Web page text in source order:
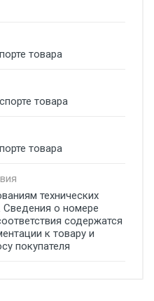
товара
товара
товара
технических
о номере
содержатся
к товару и
покупателя